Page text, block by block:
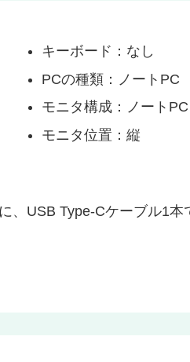
キーボード：なし
PCの種類：ノートPC
モニタ構成：ノート
モニタ位置：縦
、USB Type-Cケーブル1